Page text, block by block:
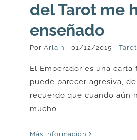
del Tarot me
enseñado
Por Arlain | 01/12/2015 | Tarot
El Emperador es una carta
puede parecer agresiva,
recuerdo que cuando aún
mucho
Más información